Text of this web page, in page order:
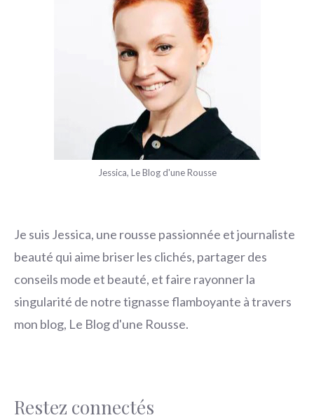
Jessica, Le Blog d'une Rousse
Je suis Jessica, une rousse passionnée et journaliste
beauté qui aime briser les clichés, partager des
conseils mode et beauté, et faire rayonner la
singularité de notre tignasse flamboyante à travers
mon blog, Le Blog d'une Rousse.
Restez connectés